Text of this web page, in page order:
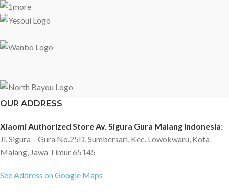
OUR ADDRESS
Xiaomi Authorized Store Av. Sigura Gura Malang Indonesia:
Jl. Sigura – Gura No.25D, Sumbersari, Kec. Lowokwaru, Kota
Malang, Jawa Timur 65145
See Address on Google Maps